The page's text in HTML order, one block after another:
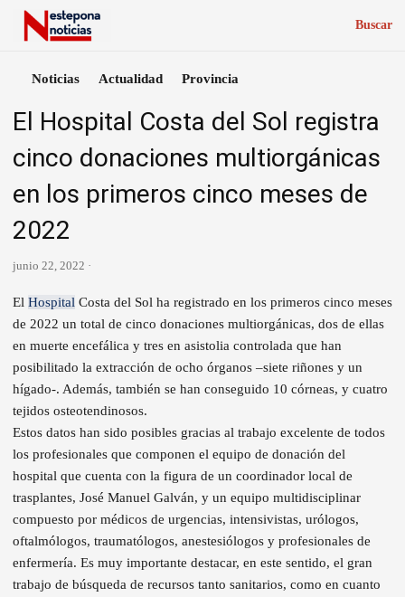
Buscar
Noticias Actualidad Provincia
El Hospital Costa del Sol registra
cinco donaciones multiorgánicas
en los primeros cinco meses de
2022
junio 22, 2022 ·
El Hospital Costa del Sol ha registrado en los primeros cinco meses
de 2022 un total de cinco donaciones multiorgánicas, dos de ellas
en muerte encefálica y tres en asistolia controlada que han
posibilitado la extracción de ocho órganos –siete riñones y un
hígado-. Además, también se han conseguido 10 córneas, y cuatro
tejidos osteotendinosos.
Estos datos han sido posibles gracias al trabajo excelente de todos
los profesionales que componen el equipo de donación del
hospital que cuenta con la figura de un coordinador local de
trasplantes, José Manuel Galván, y un equipo multidisciplinar
compuesto por médicos de urgencias, intensivistas, urólogos,
oftalmólogos, traumatólogos, anestesiólogos y profesionales de
enfermería. Es muy importante destacar, en este sentido, el gran
trabajo de búsqueda de recursos tanto sanitarios, como en cuanto